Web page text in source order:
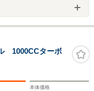
1000CCターボ
本体価格